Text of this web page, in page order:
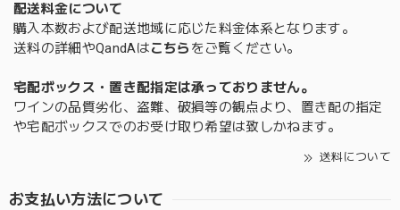
配送料金について
購入本数および配送地域に応じた料金体系となります。
送料の詳細やQandAはこちら をご覧ください。
宅配ボックス・置き配指定は承っておりません。
ワインの品質劣化、盗難、破損等の観点より、置き配の指定
や宅配ボックスでのお受け取り希望は致しかねます。
送料について
お支払い方法について